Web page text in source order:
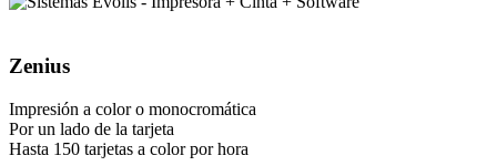
Zenius
Impresión a color o monocromática
Por un lado de la tarjeta
Hasta 150 tarjetas a color por hora